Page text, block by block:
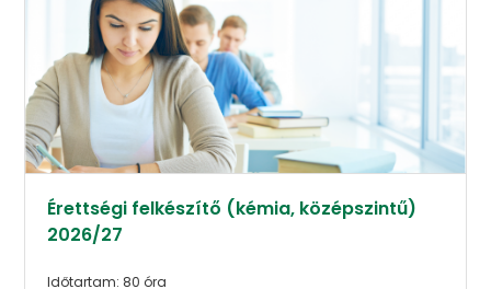
Érettségi felkészítő (kémia, középszintű)
2026/27
Időtartam: 80 óra